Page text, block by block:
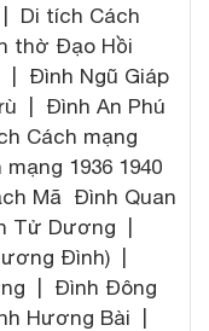
Di tích Cách
thờ Đạo Hồi
| Đình Ngũ Giáp
| Đình An Phú
Cách mạng
1936 1940
Mã Đình Quan
Dương |
Đình) |
| Đình Đông
Hương Bài |